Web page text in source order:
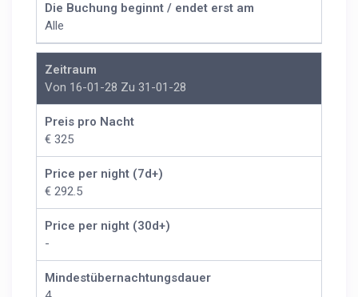
Die Buchung beginnt / endet erst am
Alle
Zeitraum
Von 16-01-28 Zu 31-01-28
Preis pro Nacht
€ 325
Price per night (7d+)
€ 292.5
Price per night (30d+)
-
Mindestübernachtungsdauer